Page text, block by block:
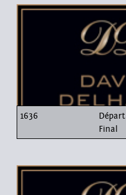
1636 Départ
Final